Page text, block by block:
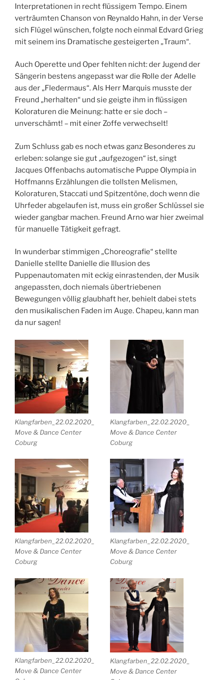
Interpretationen in recht flüssigem Tempo. Einem
verträumten Chanson von Reynaldo Hahn, in der Verse
sich Flügel wünschen, folgte noch einmal Edvard Grieg
mit seinem ins Dramatische gesteigerten „Traum“.
Auch Operette und Oper fehlten nicht: der Jugend der
Sängerin bestens angepasst war die Rolle der Adelle
aus der „Fledermaus“. Als Herr Marquis musste der
Freund „herhalten“ und sie geigte ihm in flüssigen
Koloraturen die Meinung: hatte er sie doch –
unverschämt! – mit einer Zoffe verwechselt!
Zum Schluss gab es noch etwas ganz Besonderes zu
erleben: solange sie gut „aufgezogen“ ist, singt
Jacques Offenbachs automatische Puppe Olympia in
Hoffmanns Erzählungen die tollsten Melismen,
Koloraturen, Staccati und Spitzentöne, doch wenn die
Uhrfeder abgelaufen ist, muss ein großer Schlüssel sie
wieder gangbar machen. Freund Arno war hier zweimal
für manuelle Tätigkeit gefragt.
In wunderbar stimmigen „Choreografie“ stellte
Danielle stellte Danielle die Illusion des
Puppenautomaten mit eckig einrastenden, der Musik
angepassten, doch niemals übertriebenen
Bewegungen völlig glaubhaft her, behielt dabei stets
den musikalischen Faden im Auge. Chapeu, kann man
da nur sagen!
Klangfarben_22.02.2020_
Move & Dance Center
Coburg
Klangfarben_22.02.2020_
Move & Dance Center
Coburg
Klangfarben_22.02.2020_
Move & Dance Center
Coburg
Klangfarben_22.02.2020_
Move & Dance Center
Coburg
Klangfarben_22.02.2020_
Move & Dance Center
Klangfarben_22.02.2020_
Move & Dance Center